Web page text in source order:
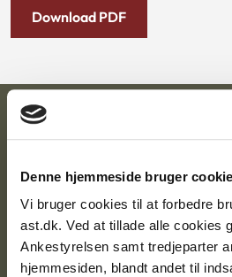
Denne hjemmeside bruger
Vi bruger cookies til at forbedre
ast.dk. Ved at tillade alle cookies
Ankestyrelsen samt tredjeparter
hjemmesiden, blandt andet til
Download PDF
Ankestyrelsen
Nytorv 7, 2. sal
9000 Aalborg